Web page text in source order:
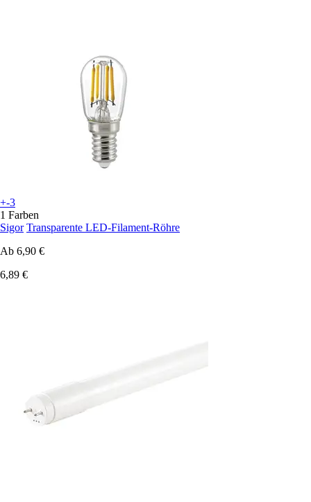
+-3
1 Farben
Sigor Transparente LED-Filament-Röhre
Ab 6,90 €
6,89 €